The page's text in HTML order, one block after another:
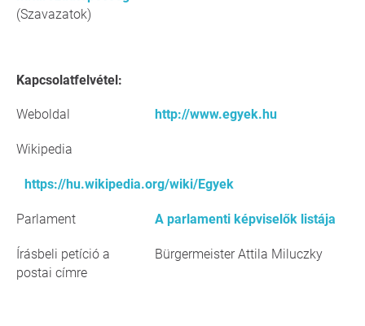
(Szavazatok)
Kapcsolatfelvétel:
Weboldal http://www.egyek.hu
Wikipedia
https://hu.wikipedia.org/wiki/Egyek
Parlament A parlamenti képviselők listája
Írásbeli petíció a
postai címre
Bürgermeister Attila Miluczky